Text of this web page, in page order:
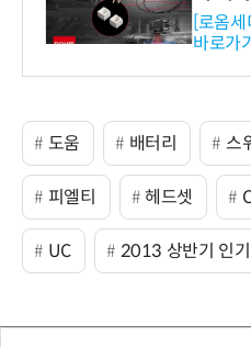
스 개발
[로옴
바로가
도움 배터리 스
피엘티 헤드셋
UC 2013 상반기 인